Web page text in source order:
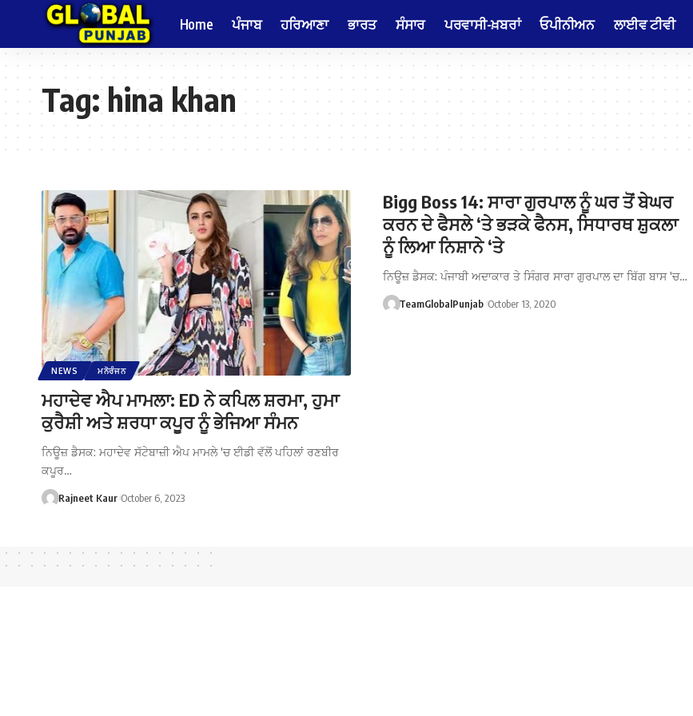
Home ਪੰਜਾਬ ਹਰਿਆਣਾ ਭਾਰਤ ਸੰਸਾਰ ਪਰਵਾਸੀ-ਖ਼ਬਰਾਂ ਓਪੀਨੀਅਨ ਲਾਈਵ ਟੀਵੀ
Tag:hina khan
NEWS ਮਨੋਰੰਜਨ
ਮਹਾਦੇਵ ਐਪ ਮਾਮਲਾ: ED ਨੇ ਕਪਿਲ ਸ਼ਰਮਾ, ਹੁਮਾ
ਕੁਰੈਸ਼ੀ ਅਤੇ ਸ਼ਰਧਾ ਕਪੂਰ ਨੂੰ ਭੇਜਿਆ ਸੰਮਨ
ਨਿਊਜ਼ ਡੈਸਕ: ਮਹਾਦੇਵ ਸੱਟੇਬਾਜ਼ੀ ਐਪ ਮਾਮਲੇ 'ਚ ਈਡੀ ਵੱਲੋਂ ਪਹਿਲਾਂ ਰਣਬੀਰ
ਕਪੂਰ…
Rajneet Kaur October 6, 2023
Bigg Boss 14: ਸਾਰਾ ਗੁਰਪਾਲ ਨੂੰ ਘਰ ਤੋਂ ਬੇਘਰ
ਕਰਨ ਦੇ ਫੈਸਲੇ ‘ਤੇ ਭੜਕੇ ਫੈਨਸ, ਸਿਧਾਰਥ ਸ਼ੁਕਲਾ
ਨੂੰ ਲਿਆ ਨਿਸ਼ਾਨੇ ‘ਤੇ
ਨਿਊਜ਼ ਡੈਸਕ: ਪੰਜਾਬੀ ਅਦਾਕਾਰ ਤੇ ਸਿੰਗਰ ਸਾਰਾ ਗੁਰਪਾਲ ਦਾ ਬਿੱਗ ਬਾਸ 'ਚ…
TeamGlobalPunjab October 13, 2020